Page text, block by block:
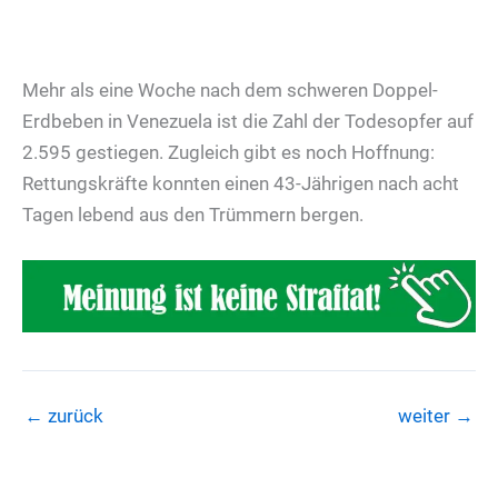
Mehr als eine Woche nach dem schweren Doppel-
Erdbeben in Venezuela ist die Zahl der Todesopfer auf
2.595 gestiegen. Zugleich gibt es noch Hoffnung:
Rettungskräfte konnten einen 43-Jährigen nach acht
Tagen lebend aus den Trümmern bergen.
← zurück weiter →